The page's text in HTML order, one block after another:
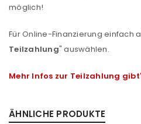
möglich!
Für Online-Finanzierung einfach
Teilzahlung" auswählen.
Mehr Infos zur Teilzahlung
ÄHNLICHE PRODUKTE